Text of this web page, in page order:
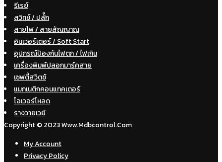
รีเรย์
สวิทซ์ / ปลั๊ก
สายไฟ / สายสัญญาณ
อินเวอร์เตอร์ / Soft Start
อุปกรณ์ป้องกันไฟตก / ไฟเกิน
เครื่องพิมพ์ปลอกมาร์คสาย
เซฟตี้สวิตช์
แมกเนติกคอนแทคเตอร์
โอเวอร์โหลด
รางวายเวย์
Copyright © 2023 Www.mdbcontrol.com
My Account
Privacy Policy